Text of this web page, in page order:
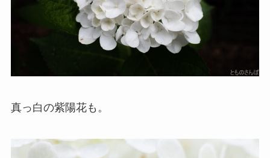
真っ白の紫陽花も。